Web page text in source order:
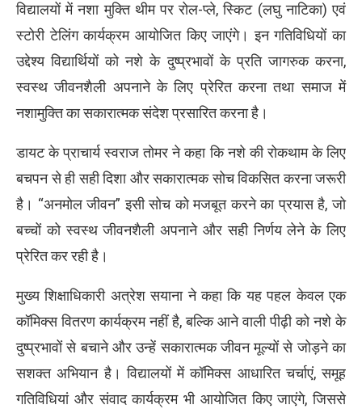
विद्यालयों में नशा मुक्ति थीम पर रोल-प्ले, स्किट (लघु नाटिका) एवं
स्टोरी टेलिंग कार्यक्रम आयोजित किए जाएंगे। इन गतिविधियों का
उद्देश्य विद्यार्थियों को नशे के दुष्प्रभावों के प्रति जागरुक करना,
स्वस्थ जीवनशैली अपनाने के लिए प्रेरित करना तथा समाज में
नशामुक्ति का सकारात्मक संदेश प्रसारित करना है।
डायट के प्राचार्य स्वराज तोमर ने कहा कि नशे की रोकथाम के लिए
बचपन से ही सही दिशा और सकारात्मक सोच विकसित करना जरूरी
है। “अनमोल जीवन” इसी सोच को मजबूत करने का प्रयास है, जो
बच्चों को स्वस्थ जीवनशैली अपनाने और सही निर्णय लेने के लिए
प्रेरित कर रही है।
मुख्य शिक्षाधिकारी अत्रेश सयाना ने कहा कि यह पहल केवल एक
कॉमिक्स वितरण कार्यक्रम नहीं है, बल्कि आने वाली पीढ़ी को नशे के
दुष्प्रभावों से बचाने और उन्हें सकारात्मक जीवन मूल्यों से जोड़ने का
सशक्त अभियान है। विद्यालयों में कॉमिक्स आधारित चर्चाएं, समूह
गतिविधियां और संवाद कार्यक्रम भी आयोजित किए जाएंगे, जिससे